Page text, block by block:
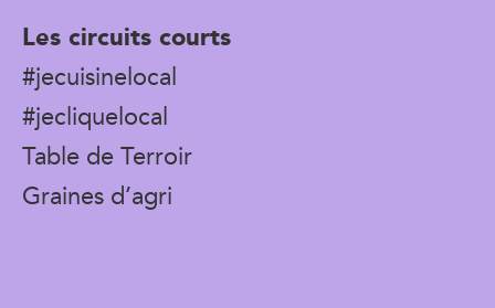
Les circuits courts
#jecuisinelocal
#jecliquelocal
Table de Terroir
Graines d’agri